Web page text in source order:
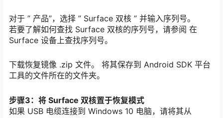
对于 ” 产品”，选择 ” Surface 双核 ” 并输入序列号。
若要了解如何查找 Surface 双核的序列号，请参阅 在
Surface 设备上查找序列号。
下载恢复镜像 .zip 文件。 将其保存到 Android SDK 平台
工具的文件所在的文件夹。
步骤3：将 Surface 双核置于恢复模式
如果 USB 电缆连接到 Windows 10 电脑，请将其从